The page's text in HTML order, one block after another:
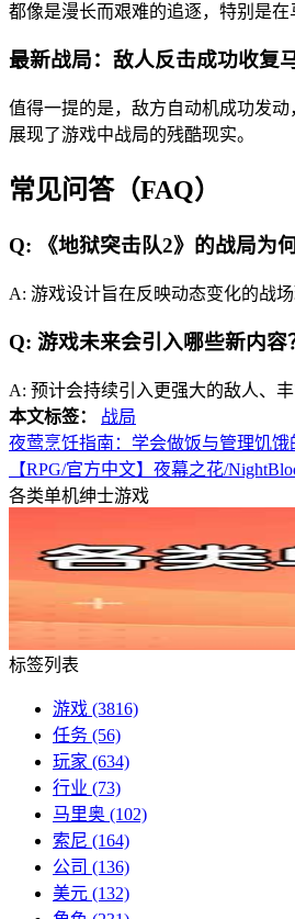
都像是漫长而艰难的追逐，特别是
最新战局：敌人反击成功收复
值得一提的是，敌方自动机成功发
展现了游戏中战局的残酷现实。
常见问答（FAQ）
Q: 《地狱突击队2》的战局为
A: 游戏设计旨在反映动态变化的战
Q: 游戏未来会引入哪些新内容
A: 预计会持续引入更强大的敌人、
本文标签：
战局
夜莺烹饪指南：学会做饭与管理饥饿
【RPG/官方中文】夜幕之花/
各类单机绅士游戏
标签列表
游戏 (3816)
任务 (56)
玩家 (634)
行业 (73)
马里奥 (102)
索尼 (164)
公司 (136)
美元 (132)